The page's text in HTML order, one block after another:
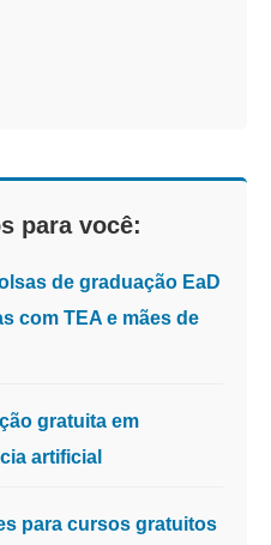
para você:
de graduação EaD
com TEA e mães de
gratuita em
artificial
para cursos gratuitos